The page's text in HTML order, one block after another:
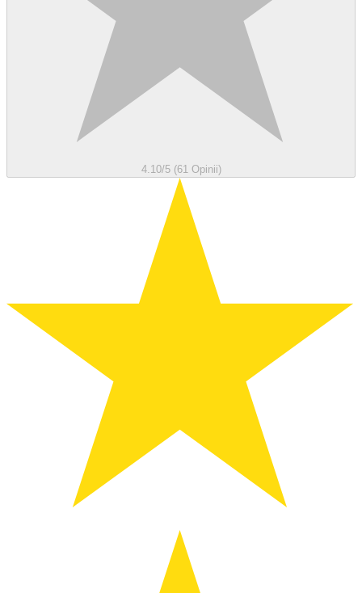
4.10/5 (61 Opinii)